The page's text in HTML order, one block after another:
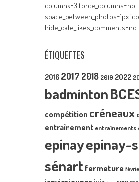
columns=3 force_columns=no
space_between_photos=1px
hide_date_likes_comments=no]
ÉTIQUETTES
2016 2017 2018 2019 2022
badminton
compétition créneaux
entraînement entraînements
epinayepinay-
sénart fermeture